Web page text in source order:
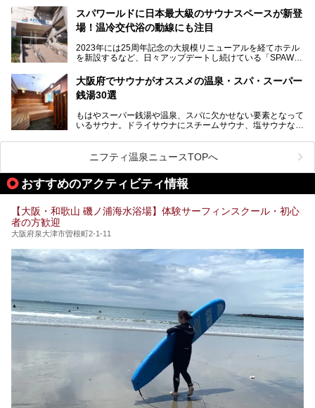
本記事では、そんなリニューアル後の注目ポイントを詳しく
紹介します。これから「鶴見緑地湯元水春」に訪れる方や、
い。
利用できる「神州温泉 あるごの湯」です。
あるごの湯は、大阪府豊中市にある日帰り温浴施設で、阪急
チムジルバン（岩盤浴）を中心に、発汗・リラックス・漫画
タイムまで満喫できる長時間滞在型の施設なので、一日中ゆ
る迫力ある熱波パフォーマンスも毎日行われており、“とと
のう”体験をしっかり楽しめるのもポイントです。
ケやボウリングといった遊び場もあり、友人同士やカップル
で“遊び+癒し”の一日を過ごすのにもぴったり。
処にいたるまで魅力をたっぷり堪能してきたので、その全容
スパワールドに日本最大級のサウナスペースが新登
場！温冷交代浴の動線にも注目
2023年には25周年記念の大規模リニューアルを経てホテル
を新設するなど、日々アップデートし続けている「SPAWO
そんなスパワールドが2025年11月15日（土）に、新たな浴
室や日本最大級140人収容の大規模サウナを携えてリニュー
アルオープン！浴室である4F・6Fそれぞれにリニューアル
大規模リニューアルの全容を確認すべく、リニューアルプレ
オープンイベントに行ってきました！今回はそのリニューア
大阪府でサウナがオススメの温泉・スパ・スーパー
銭湯30選
もはやスーパー銭湯や温泉、スパに欠かせない要素となって
いるサウナ。ドライサウナにスチームサウナ、塩サウナな
ペース、ロウリュウなど、心ゆくまで楽しむためのサービス
が充実した施設も多くみられます。
今回はそんなサウナにこだわった、大阪府内のオススメ温
泉・銭湯・スパを30件紹介したいと思います！
ニフティ温泉ニュースTOPへ
おすすめのアクティビティ情報
【大阪・和歌山 磯ノ浦海水浴場】体験サーフィンスクール・初心
者の方歓迎
大阪府泉大津市曽根町2-1-11